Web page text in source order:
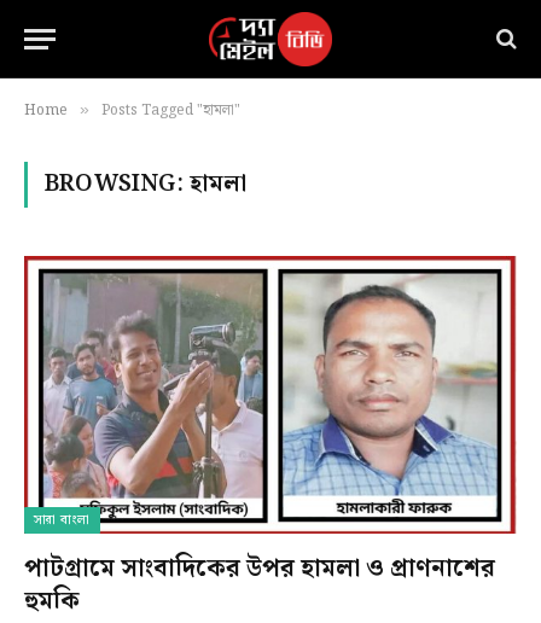
Home » Posts Tagged "হামলা"
BROWSING:হামলা
সারা বাংলা
পাটগ্রামে সাংবাদিকের উপর হামলা ও প্রাণনাশের
হুমকি